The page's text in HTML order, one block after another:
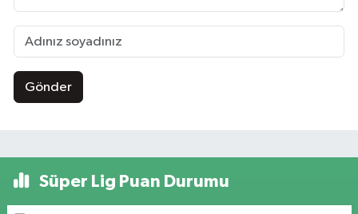
Gönder
Süper Lig Puan Durumu